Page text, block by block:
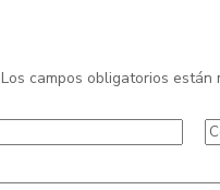
Los campos obligatorios están